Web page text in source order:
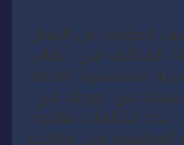
المؤقت عن العمل
في أعقاب
المفتشية العامة
في تورطه في
عدة مخالفات مهنية
الوظيفية في معالجة